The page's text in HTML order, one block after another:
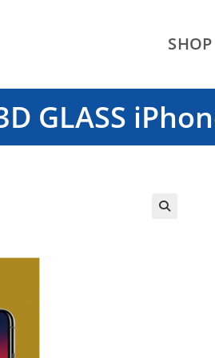
SHOP
GLASS